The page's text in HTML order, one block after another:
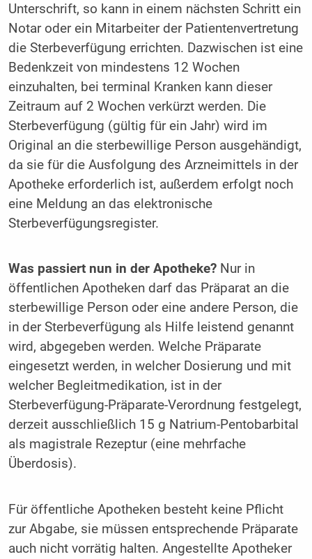
Unterschrift, so kann in einem nächsten Schritt ein
Notar oder ein Mitarbeiter der Patientenvertretung
die Sterbeverfügung errichten. Dazwischen ist eine
Bedenkzeit von mindestens 12 Wochen
einzuhalten, bei terminal Kranken kann dieser
Zeitraum auf 2 Wochen verkürzt werden. Die
Sterbeverfügung (gültig für ein Jahr) wird im
Original an die sterbewillige Person ausgehändigt,
da sie für die Ausfolgung des Arzneimittels in der
Apotheke erforderlich ist, außerdem erfolgt noch
eine Meldung an das elektronische
Sterbeverfügungsregister.
Was passiert nun in der Apotheke?Nur in
öffentlichen Apotheken darf das Präparat an die
sterbewillige Person oder eine andere Person, die
in der Sterbeverfügung als Hilfe leistend genannt
wird, abgegeben werden. Welche Präparate
eingesetzt ­werden, in welcher Dosierung und mit
welcher Begleitmedikation, ist in der
Sterbeverfügung-Präparate-Verordnung festgelegt,
derzeit ausschließlich 15 g Natrium-Pentobarbital
als magistrale Rezeptur (eine mehrfache
Überdosis).
Für öffentliche Apotheken besteht keine Pflicht
zur Abgabe, sie müssen entsprechende Präparate
auch nicht vorrätig halten. Angestellte Apotheker